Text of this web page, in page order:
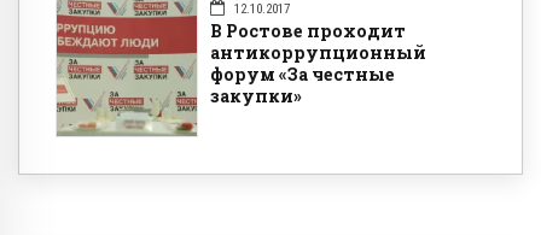
12.10.2017
В Ростове проходит
антикоррупционный
форум «За честные
закупки»